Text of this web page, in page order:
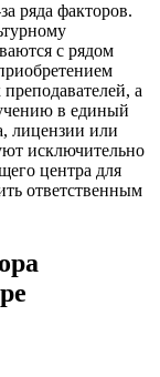
ряда факторов.
с рядом
а
в единый
лицензии или
исключительно
центра для
ответственным